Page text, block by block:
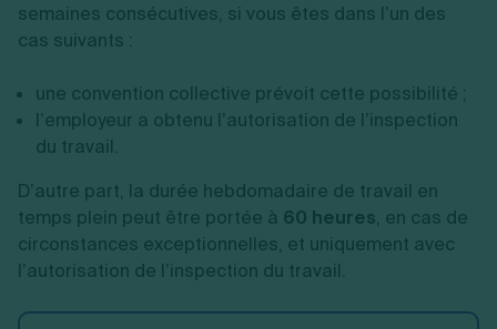
semaines consécutives, si vous êtes dans l’un des
cas suivants :
une convention collective prévoit cette possibilité ;
l’employeur a obtenu l’autorisation de l’inspection
du travail.
D’autre part, la durée hebdomadaire de travail en
temps plein peut être portée à 60 heures, en cas de
circonstances exceptionnelles, et uniquement avec
l’autorisation de l’inspection du travail.